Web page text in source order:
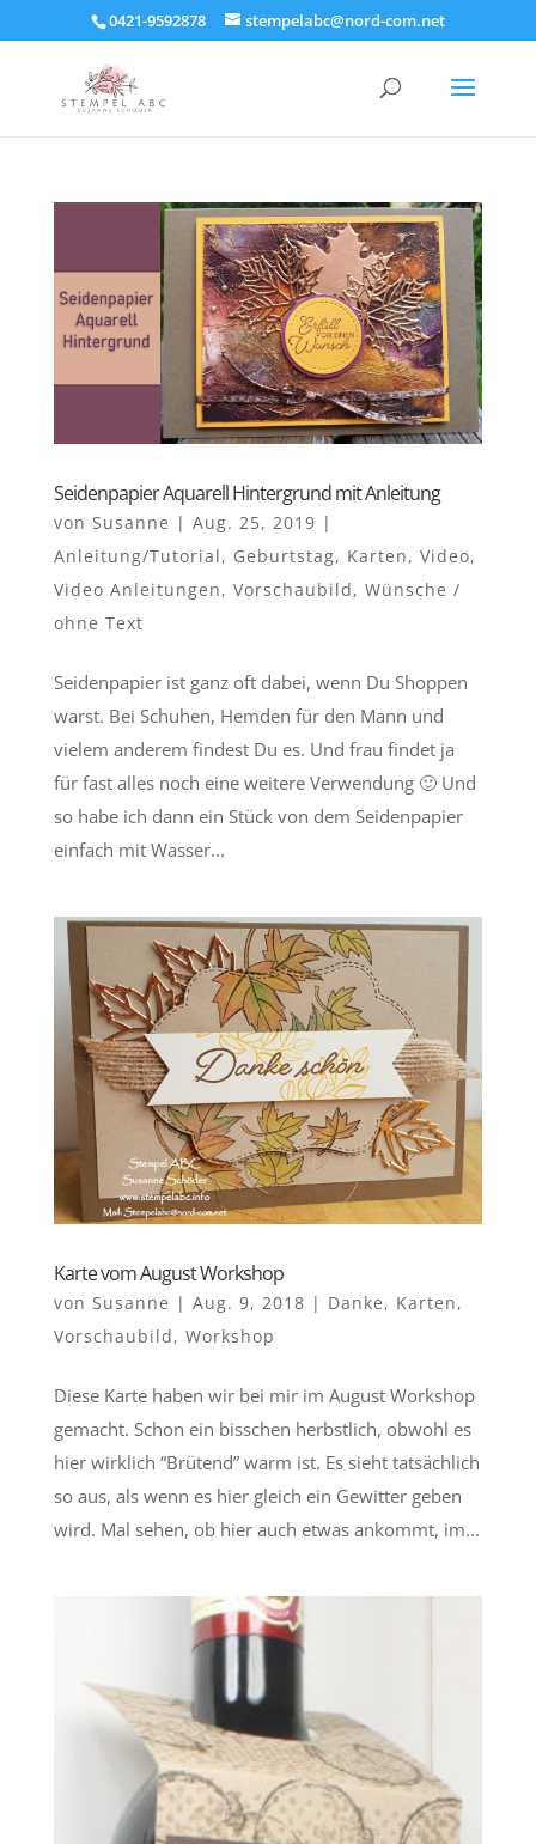
0421-9592878 stempelabc@nord-com.net
Seidenpapier Aquarell Hintergrund mit Anleitung
von Susanne | Aug. 25, 2019 |
Anleitung/Tutorial, Geburtstag, Karten, Video,
Video Anleitungen, Vorschaubild, Wünsche /
ohne Text
Seidenpapier ist ganz oft dabei, wenn Du Shoppen
warst. Bei Schuhen, Hemden für den Mann und
vielem anderem findest Du es. Und frau findet ja
für fast alles noch eine weitere Verwendung 🙂 Und
so habe ich dann ein Stück von dem Seidenpapier
einfach mit Wasser...
Karte vom August Workshop
von Susanne | Aug. 9, 2018 | Danke, Karten,
Vorschaubild, Workshop
Diese Karte haben wir bei mir im August Workshop
gemacht. Schon ein bisschen herbstlich, obwohl es
hier wirklich “Brütend” warm ist. Es sieht tatsächlich
so aus, als wenn es hier gleich ein Gewitter geben
wird. Mal sehen, ob hier auch etwas ankommt, im...